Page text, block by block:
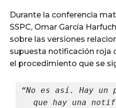
Durante la conferencia
SSPC, Omar García
sobre las versiones
supuesta notificación roja
el procedimiento que se
“No es así. Hay un
que hay una